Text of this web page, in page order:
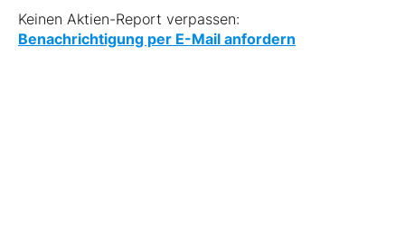
Keinen Aktien-Report verpassen:
Benachrichtigung per E-Mail anfordern